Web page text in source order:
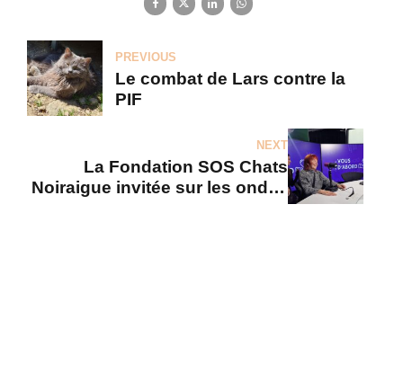
PREVIOUS
Le combat de Lars contre la
PIF
NEXT
La Fondation SOS Chats
Noiraigue invitée sur les ondes